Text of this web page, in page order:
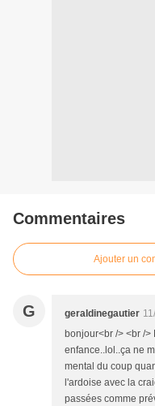
Commentaires
Ajouter un
G geraldinegautier
bonjour<br /> <br /
enfance..lol..ça ne
mental du coup
l'ardoise avec la
passées comme